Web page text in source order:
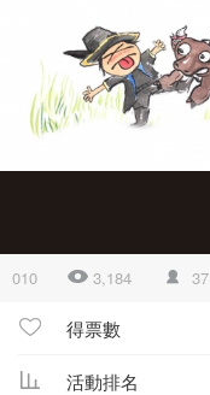
010 3,184 37
得票數
活動排名